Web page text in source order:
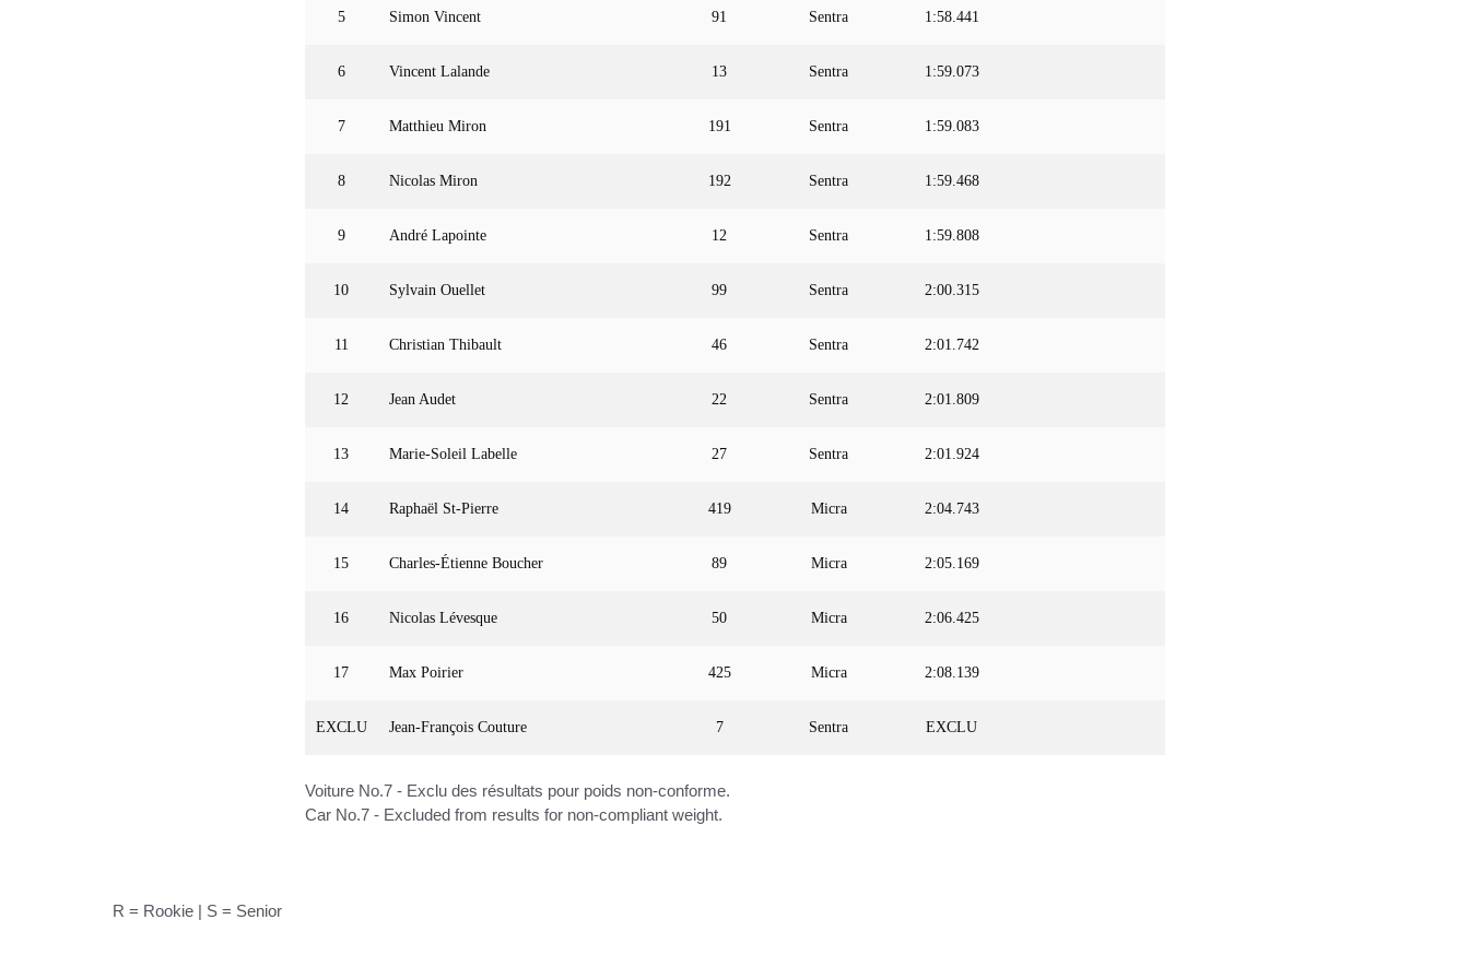
5 Simon Vincent 91 Sentra 1:58.441
6 Vincent Lalande 13 Sentra 1:59.073
7 Matthieu Miron 191 Sentra 1:59.083
8 Nicolas Miron 192 Sentra 1:59.468
9 André Lapointe 12 Sentra 1:59.808
10 Sylvain Ouellet 99 Sentra 2:00.315
11 Christian Thibault 46 Sentra 2:01.742
12 Jean Audet 22 Sentra 2:01.809
13 Marie-Soleil Labelle 27 Sentra 2:01.924
14 Raphaël St-Pierre 419 Micra 2:04.743
15 Charles-Étienne Boucher 89 Micra 2:05.169
16 Nicolas Lévesque 50 Micra 2:06.425
17 Max Poirier 425 Micra 2:08.139
EXCLU Jean-François Couture 7 Sentra EXCLU
Voiture No.7 - Exclu des résultats pour poids non-conforme.
Car No.7 - Excluded from results for non-compliant weight.
R = Rookie | S = Senior